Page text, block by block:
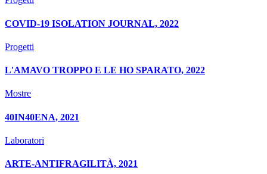
COVID-19 ISOLATION JOURNAL, 2022
Progetti
L'AMAVO TROPPO E LE HO SPARATO, 2022
Mostre
40IN40ENA, 2021
Laboratori
ARTE-ANTIFRAGILITÀ, 2021